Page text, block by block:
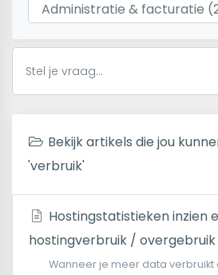
Bekijk artikels die jou
'verbruik'
Hostingstatistieken inzien
hostingverbruik /
Wanneer je meer data verbruikt